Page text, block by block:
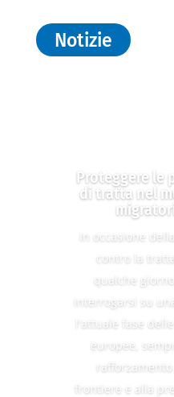
Notizie
Proteggere le
di tratta nel
In occasione
contro la
qualche
interrogarsi su
l'attuale fase
europee,
frontiere e alla